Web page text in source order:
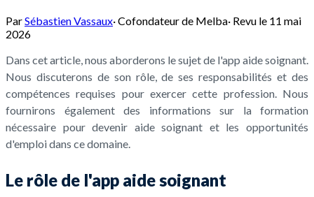
ParSébastien Vassaux·Cofondateur de Melba· Revu le 11 mai
2026
Dans cet article, nous aborderons le sujet de l'app aide soignant.
Nous discuterons de son rôle, de ses responsabilités et des
compétences requises pour exercer cette profession. Nous
fournirons également des informations sur la formation
nécessaire pour devenir aide soignant et les opportunités
d'emploi dans ce domaine.
Le rôle de l'app aide soignant